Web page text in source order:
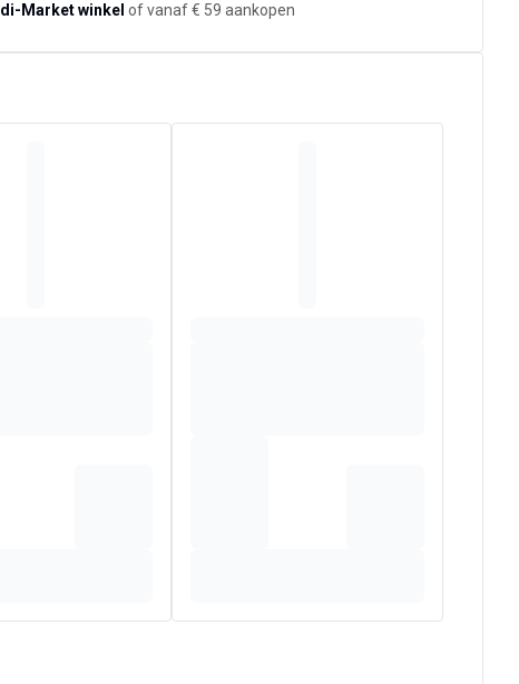
Market winkel of vanaf € 59 aankopen